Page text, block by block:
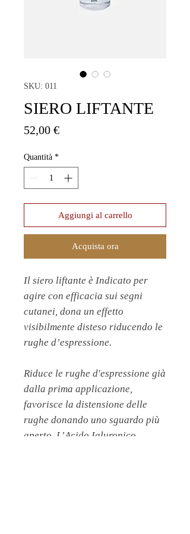
SKU: 011
SIERO LIFTANTE
52,00 €Prezzo
Quantità *
Aggiungi al carrello
Acquista ora
Il siero liftante è Indicato per
agire con efficacia sui segni
cutanei, dona un effetto
visibilmente disteso riducendo le
rughe d’espressione.
Riduce le rughe d'espressione già
dalla prima applicazione,
favorisce la distensione delle
rughe donando uno sguardo più
aperto. L’Acido Ialuronico